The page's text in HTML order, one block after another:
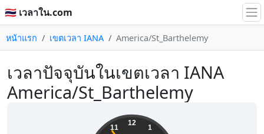
🇹🇭 เวลาใน.com
หน้าแรก เขตเวลา IANA America/St_Barthelemy
เวลาปัจจุบันในเขตเวลา IANA
America/St_Barthelemy
12
1
11